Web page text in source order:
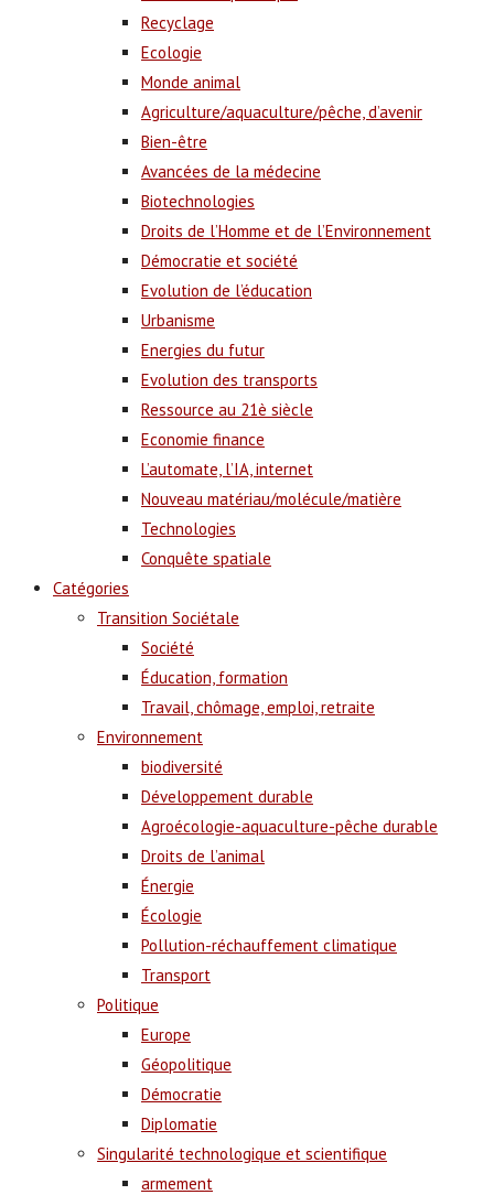
Recyclage
Ecologie
Monde animal
Agriculture/aquaculture/pêche, d’avenir
Bien-être
Avancées de la médecine
Biotechnologies
Droits de l’Homme et de l’Environnement
Démocratie et société
Evolution de l’éducation
Urbanisme
Energies du futur
Evolution des transports
Ressource au 21è siècle
Economie finance
L’automate, l’IA, internet
Nouveau matériau/molécule/matière
Technologies
Conquête spatiale
Catégories
Transition Sociétale
Société
Éducation, formation
Travail, chômage, emploi, retraite
Environnement
biodiversité
Développement durable
Agroécologie-aquaculture-pêche durable
Droits de l’animal
Énergie
Écologie
Pollution-réchauffement climatique
Transport
Politique
Europe
Géopolitique
Démocratie
Diplomatie
Singularité technologique et scientifique
armement